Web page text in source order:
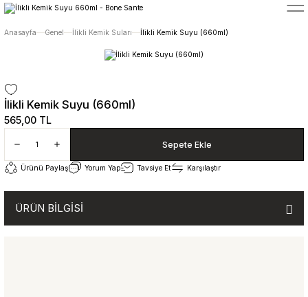
5400 TL ÜZERİ ALIŞVERİŞLERİNİZDE ÜCRETSİZ TESLİMAT
Anasayfa Genel İlikli Kemik Suları İlikli Kemik Suyu (660ml)
İlikli Kemik Suyu (660ml)
565,00 TL
Sepete Ekle
Ürünü Paylaş Yorum Yap Tavsiye Et Karşılaştır
ÜRÜN BİLGİSİ